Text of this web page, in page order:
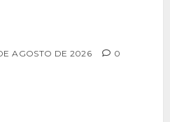
AGOSTO DE 2026 0